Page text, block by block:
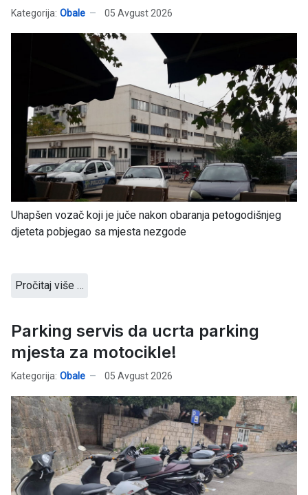
Kategorija: Obale 05 Avgust 2026
Uhapšen vozač koji je juče nakon obaranja petogodišnjeg
djeteta pobjegao sa mjesta nezgode
Pročitaj više …
Parking servis da ucrta parking
mjesta za motocikle!
Kategorija: Obale 05 Avgust 2026